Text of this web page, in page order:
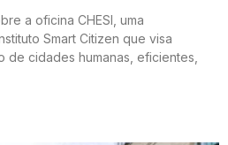
a oficina CHESI, uma
Smart Citizen que visa
cidades humanas, eficientes,